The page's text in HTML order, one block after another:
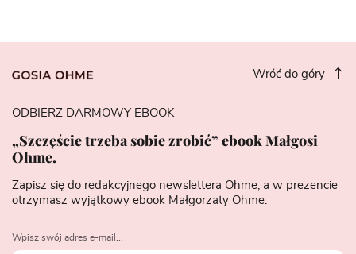
Wróć do góry
ODBIERZ DARMOWY EBOOK
„Szczęście trzeba sobie zrobić” ebook Małgosi
Ohme.
Zapisz się do redakcyjnego newslettera Ohme, a w prezencie
otrzymasz wyjątkowy ebook Małgorzaty Ohme.
Wpisz swój adres e-mail...